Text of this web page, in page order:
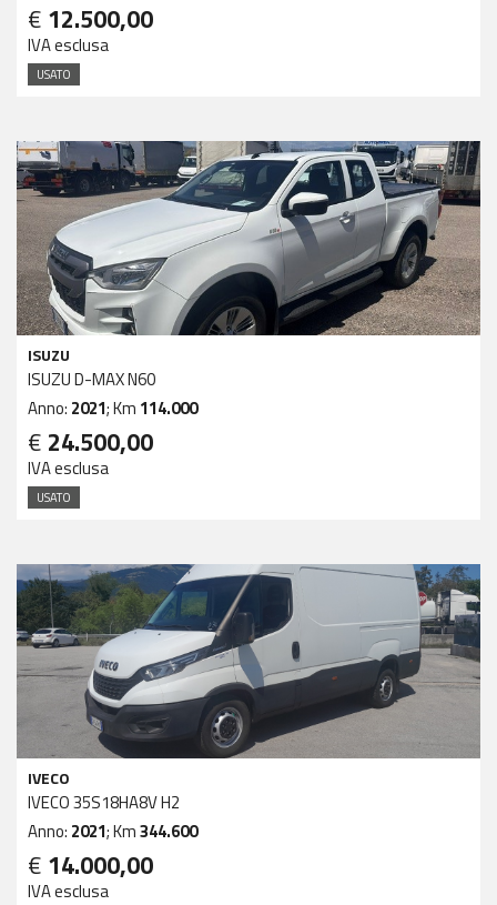
€ 12.500,00
IVA esclusa
USATO
ISUZU
ISUZU D-MAX N60
Anno: 2021; Km 114.000
€ 24.500,00
IVA esclusa
USATO
IVECO
IVECO 35S18HA8V H2
Anno: 2021; Km344.600
€ 14.000,00
IVA esclusa